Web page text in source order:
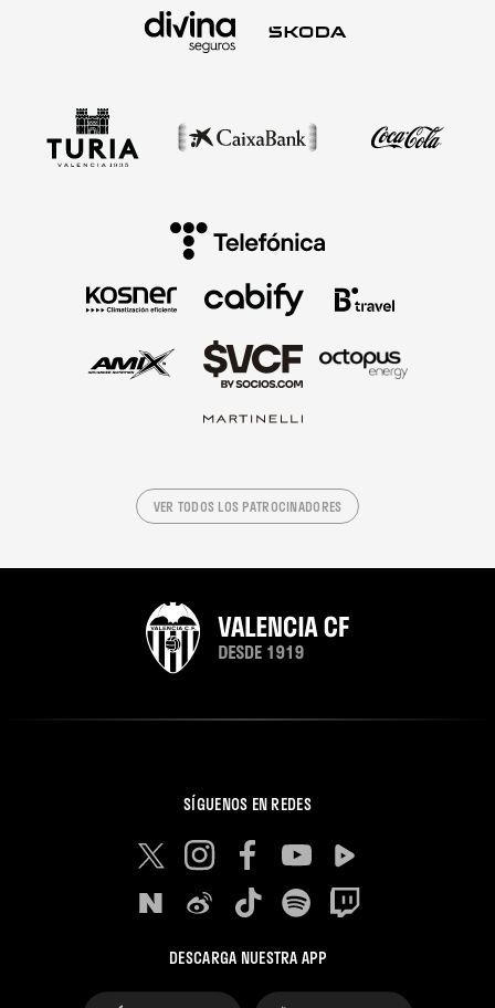
VER TODOS LOS PATROCINADORES
SÍGUENOS EN REDES
DESCARGA NUESTRA APP